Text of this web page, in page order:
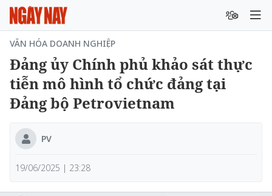
VĂN HÓA DOANH NGHIỆP
Đảng ủy Chính phủ khảo sát thực
tiễn mô hình tổ chức đảng tại
Đảng bộ Petrovietnam
PV
19/06/2025 | 23:28